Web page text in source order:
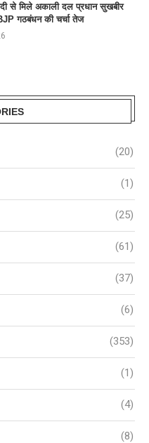
से मिले अकाली दल प्रधान सुखबीर
गठबंधन की चर्चा तेज
(20)
(1)
(25)
(61)
(37)
(6)
(353)
(1)
(4)
(8)